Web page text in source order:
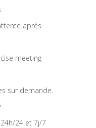
après
meeting
sur demande.
24 et 7j/7